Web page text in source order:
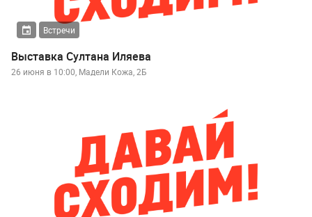
Встречи
Выставка Султана Иляева
26 июня в 10:00, Мадели Кожа, 2Б